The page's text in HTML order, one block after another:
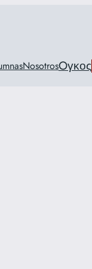
NosotrosOγκος